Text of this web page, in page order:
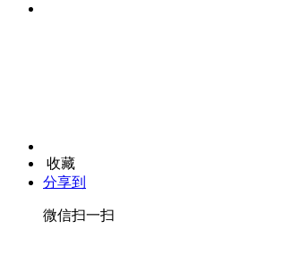
收藏
分享到
微信扫一扫